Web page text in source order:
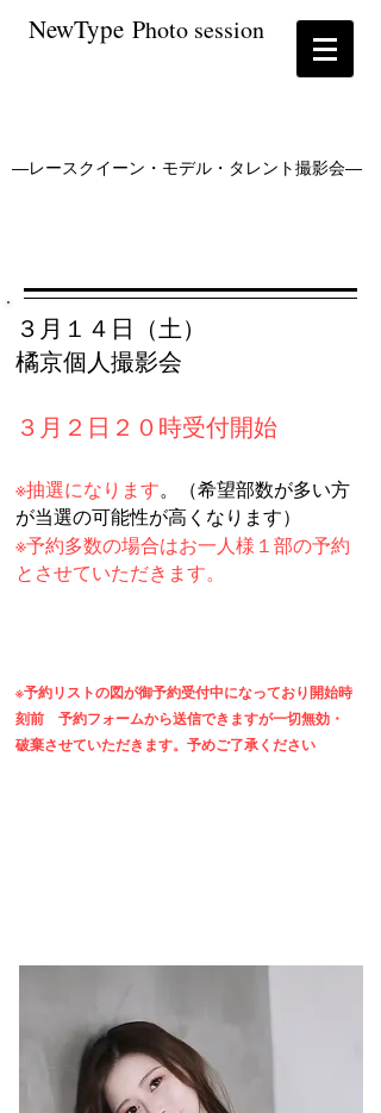
NewType Photo session
―レースクイーン・モデル・タレント撮影会―
３月１４日（土）
橘京個人撮影会
​３月２ 日２０時受付開始
※抽選になります​。（希望部数が多い方
が当選の可能性が高くなります）
※予約多数の場合はお一人様１部の予約
とさせていただきます。
※予約リストの図が御予約受付中になっており開始時
刻前 予約フォームから送信できますが一切無効・
破棄させていただきます。 予めご了承ください